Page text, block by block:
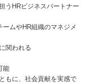
うHRビジネスパートナー
ムやHR組織のマネジメ
関われる
能
もに、社会貢献を実感で